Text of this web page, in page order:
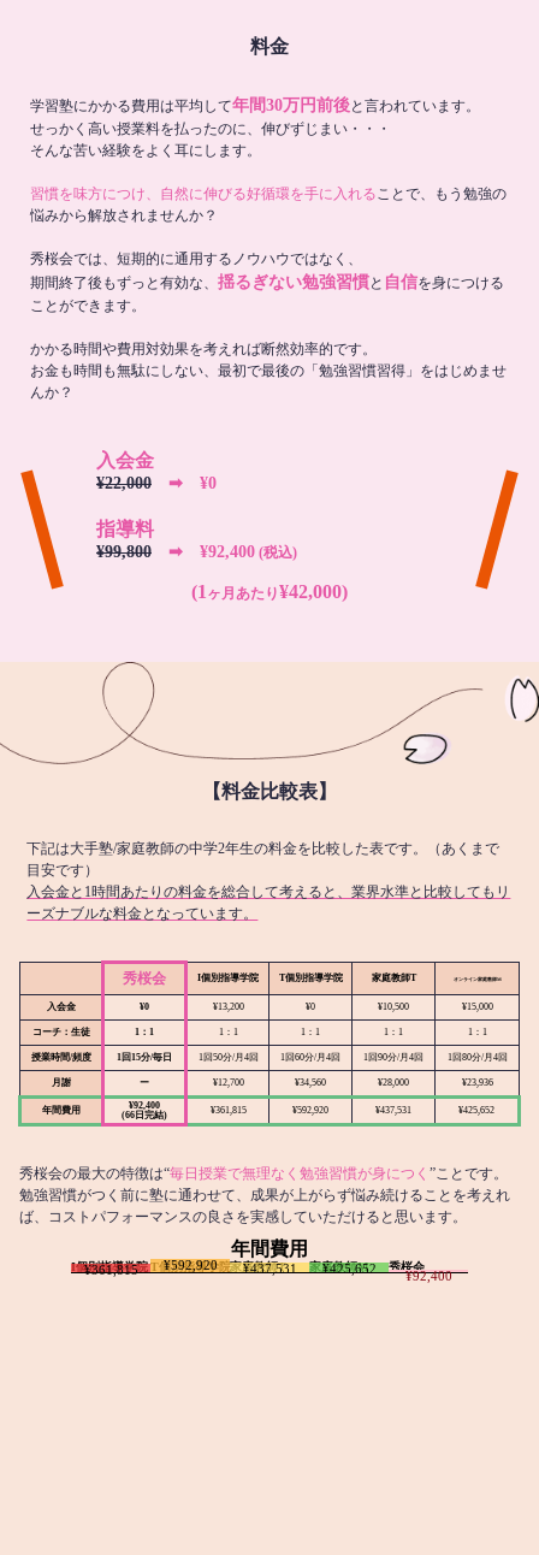
料金
学習塾にかかる費用は平均して年間30万円前後と言われています。
せっかく高い授業料を払ったのに、伸びずじまい・・・
そんな苦い経験をよく耳にします。
習慣を味方につけ、自然に伸びる好循環を手に入れる ことで、もう勉強の
悩みから解放されませんか？
秀桜会では、短期的に通用するノウハウではなく、
期間終了後もずっと有効な、 揺るぎない勉強習慣と 自信を身につける
ことができます。
かかる時間や費用対効果を考えれば断然効率的です。
お金も時間も無駄にしない、最初で最後の「勉強習慣習得」をはじめませ
んか？
入会金
¥22,000 ➡︎ ¥0
指導料
¥99,800 ➡︎ ¥92,400 (税込)
(1 ヶ月あたり¥42,000)
【料金比較表】
下記は大手塾/家庭教師の中学2年生の料金を比較した表です。（あくまで
目安です）
入会金と1時間あたりの料金を総合して考えると、業界水準と比較してもリ
ーズナブルな料金となっています。
秀桜会 I個別指導学院 T個別指導学院 家庭教師T オンライン家庭教師M
入会金 ¥0 ¥13,200 ¥0 ¥10,500 ¥15,000
コーチ：生徒 1：1 1：1 1：1 1：1 1：1
授業時間/頻度 1回15分/毎日 1回50分/月4回 1回60分/月4回 1回90分/月4回 1回80分/月4回
月謝 ー ¥12,700 ¥34,560 ¥28,000 ¥23,936
年間費用
¥92,400
(66日完結)
¥361,815 ¥592,920 ¥437,531 ¥425,652
秀桜会の最大の特徴は“毎日授業で無理なく勉強習慣が身につく ”ことです。
勉強習慣がつく前に塾に通わせて、成果が上がらず悩み続けることを考えれ
ば、コストパフォーマンスの良さを実感していただけると思います。
年間費用
I個別指導学院
¥361,815 T個別指導学院
¥592,920 家庭教師T
¥437,531 家庭教師M
¥425,652 秀桜会
¥92,400